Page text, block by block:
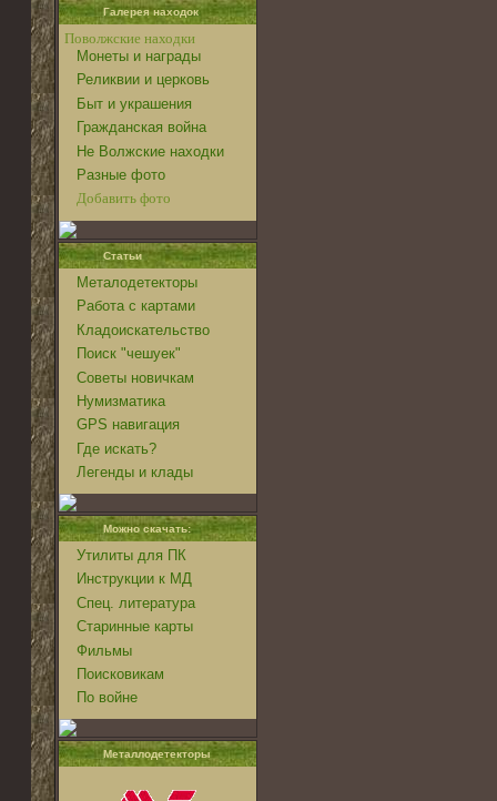
Галерея находок
Поволжские находки
Монеты и награды
Реликвии и церковь
Быт и украшения
Гражданская война
Не Волжские находки
Разные фото
Добавить фото
Статьи
Металодетекторы
Работа с картами
Кладоискательство
Поиск "чешуек"
Советы новичкам
Нумизматика
GPS навигация
Где искать?
Легенды и клады
Можно скачать:
Утилиты для ПК
Инструкции к МД
Спец. литература
Старинные карты
Фильмы
Поисковикам
По войне
Металлодетекторы